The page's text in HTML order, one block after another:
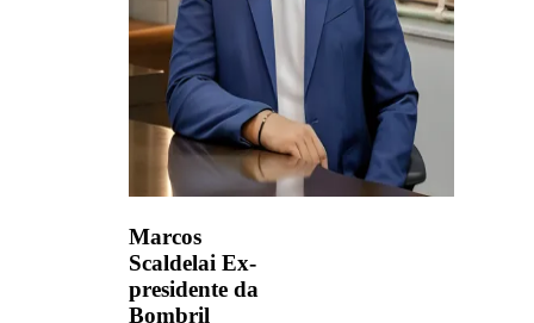
Marcos
Scaldelai Ex-
presidente da
Bombril